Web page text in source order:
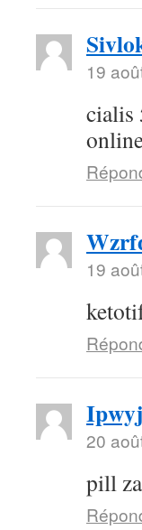
19
cialis
19
20
pill